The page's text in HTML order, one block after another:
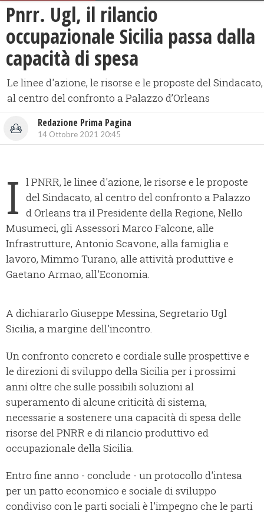
Pnrr. Ugl, il rilancio
occupazionale Sicilia passa dalla
capacità di spesa
Le linee d'azione, le risorse e le proposte del Sindacato,
al centro del confronto a Palazzo d’Orleans
Redazione Prima Pagina
14 Ottobre 2021 20:45
I l PNRR, le linee d'azione, le risorse e le proposte
del Sindacato, al centro del confronto a Palazzo
d Orleans tra il Presidente della Regione, Nello
Musumeci, gli Assessori Marco Falcone, alle
Infrastrutture, Antonio Scavone, alla famiglia e
lavoro, Mimmo Turano, alle attività produttive e
Gaetano Armao, all'Economia.
A dichiararlo Giuseppe Messina, Segretario Ugl
Sicilia, a margine dell'incontro.
Un confronto concreto e cordiale sulle prospettive e
le direzioni di sviluppo della Sicilia per i prossimi
anni oltre che sulle possibili soluzioni al
superamento di alcune criticità di sistema,
necessarie a sostenere una capacità di spesa delle
risorse del PNRR e di rilancio produttivo ed
occupazionale della Sicilia.
Entro fine anno - conclude - un protocollo d'intesa
per un patto economico e sociale di sviluppo
condiviso con le parti sociali è l'impegno che le parti